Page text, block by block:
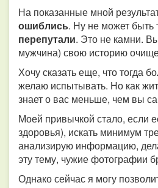
На показанные мной
ошиблись. Ну не может быть
перепутали. Это не камни.
мужчина) свою историю
Хочу сказать еще, что тогда
желаю испытывать. Но как
знает о вас меньше, чем вы
Моей привычкой стало, если
здоровья), искать минимум
анализирую информацию,
эту тему, чужие фотографии
Однако сейчас я могу